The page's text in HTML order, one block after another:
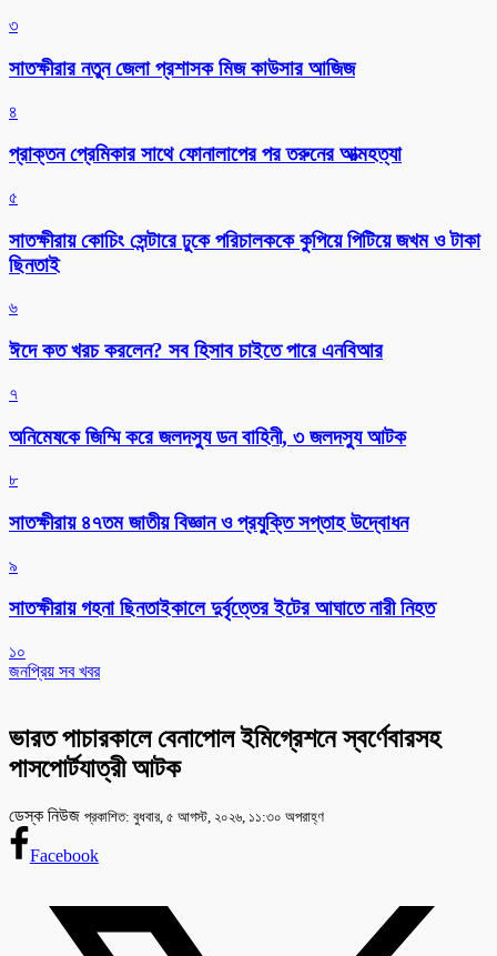
৩
সাতক্ষীরার নতুন জেলা প্রশাসক মিজ কাউসার আজিজ
৪
প্রাক্তন প্রেমিকার সাথে ফোনালাপের পর তরুনের আত্মহত্যা
৫
সাতক্ষীরায় কোচিং সেন্টারে ঢুকে পরিচালককে কুপিয়ে পিটিয়ে জখম ও টাকা
ছিনতাই
৬
ঈদে কত খরচ করলেন? সব হিসাব চাইতে পারে এনবিআর
৭
অনিমেষকে জিম্মি করে জলদস্যু ডন বাহিনী, ৩ জলদস্যু আটক
৮
সাতক্ষীরায় ৪৭তম জাতীয় বিজ্ঞান ও প্রযুক্তি সপ্তাহ উদ্বোধন
৯
সাতক্ষীরায় গহনা ছিনতাইকালে দুর্বৃত্তের ইটের আঘাতে নারী নিহত
১০
জনপ্রিয় সব খবর
ভারত পাচারকালে বেনাপোল ইমিগ্রেশনে স্বর্ণেবারসহ
পাসপোর্টযাত্রী আটক
ডেস্ক নিউজ প্রকাশিত: বুধবার, ৫ আগস্ট, ২০২৬, ১১:৩০ অপরাহ্ণ
Facebook